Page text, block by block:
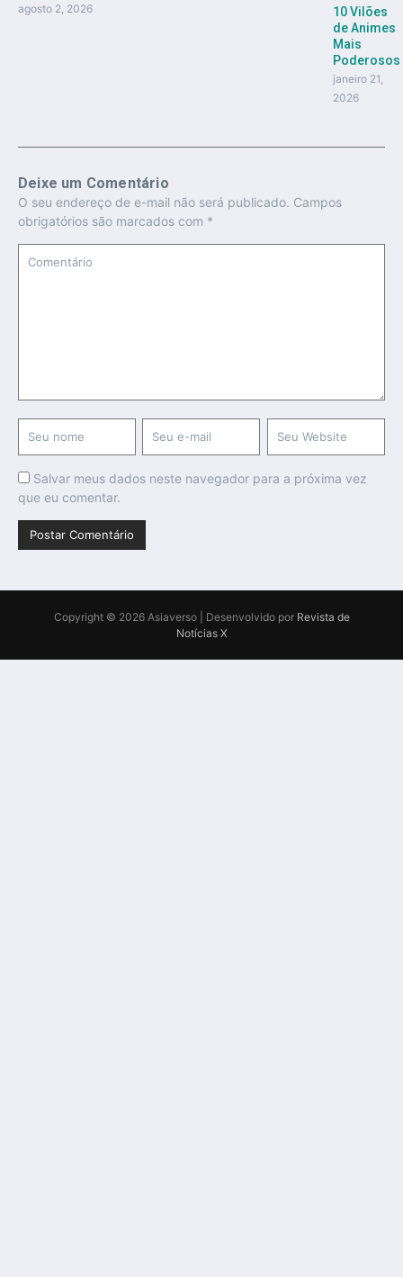
agosto 2, 2026
10 Vilões
de Animes
Mais
Poderosos
janeiro 21,
2026
Deixe um Comentário
O seu endereço de e-mail não será publicado. Campos
obrigatórios são marcados com *
Salvar meus dados neste navegador para a próxima vez
que eu comentar.
Copyright © 2026 Asiaverso | Desenvolvido por Revista de
Notícias X